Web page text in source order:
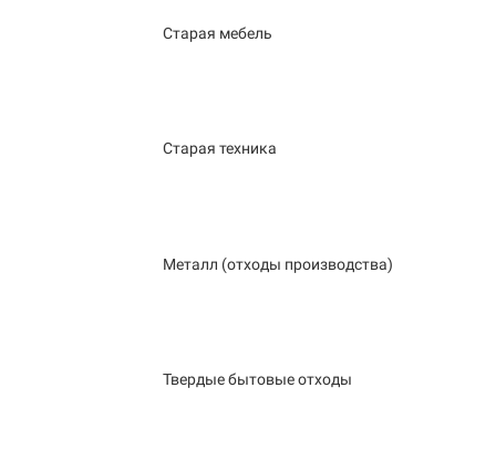
Старая мебель
Старая техника
Металл (отходы производства)
Твердые бытовые отходы